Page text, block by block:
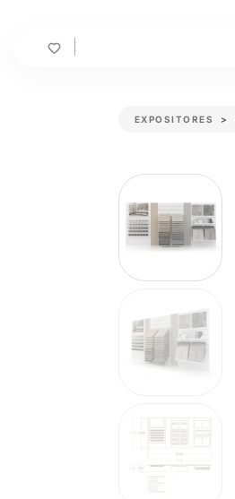
Cart
EXPOSITORES